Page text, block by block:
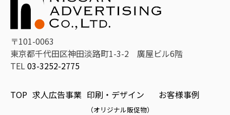
〒101-0063
東京都千代田区神田淡路町1-3-2 廣屋ビル6階
TEL 03-3252-2775
TOP 求人広告事業 印刷・デザイン
（オリジナル販促物）
お客様事例